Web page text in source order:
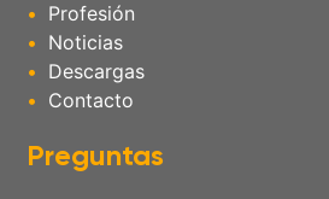
Profesión
Noticias
Descargas
Contacto
Preguntas